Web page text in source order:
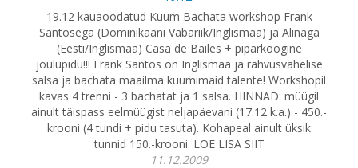
19.12 kauaoodatud Kuum Bachata workshop Frank
Santosega (Dominikaani Vabariik/Inglismaa) ja Alinaga
(Eesti/Inglismaa) Casa de Bailes + piparkoogine
jõulupidu!!! Frank Santos on Inglismaa ja rahvusvahelise
salsa ja bachata maailma kuumimaid talente! Workshopil
kavas 4 trenni - 3 bachatat ja 1 salsa. HINNAD: müügil
ainult täispass eelmüügist neljapäevani (17.12 k.a.) - 450.-
krooni (4 tundi + pidu tasuta). Kohapeal ainult üksik
tunnid 150.-krooni. LOE LISA SIIT
11.12.2009